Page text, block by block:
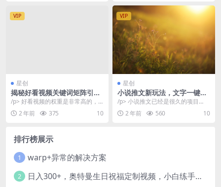
VIP
星创
揭秘好看视频关键词矩阵引
流，实现每天50*粉丝和稳定
收入！
/p> 好看视频的权重是非常高的，
毕竟是人家百度的子公司，排名自
然吊打任何一个视...
2 年前 375 10
VIP
星创
小说推文新玩法，文字一键生
成AI漫画视频，新手小白无压
力
/p> 小说推文已经是很久的项目
了，大家经常看到呈现的内容也比
较简单，一个解压视...
2 年前 560 10
排行榜展示
1 warp+异常的解决方案
2 日入300+，奥特曼生日祝福定制视频，小白练手项目-暖阳网